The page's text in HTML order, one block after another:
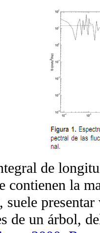
de
contienen la
suele
de un árbol,